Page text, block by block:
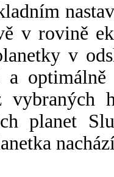
v rovině
v
a
planet